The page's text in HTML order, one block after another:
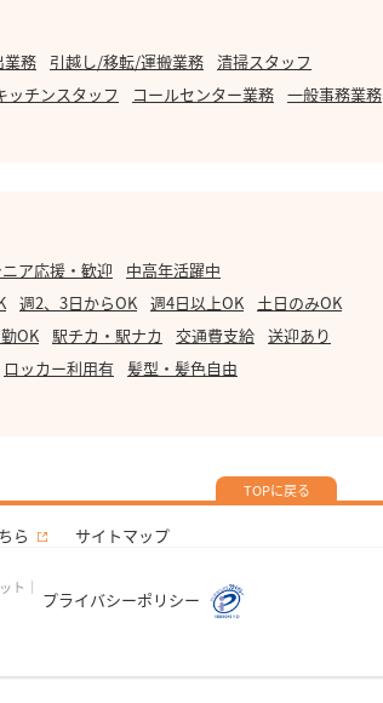
業務 引越し/移転/運搬業務 清掃スタッフ
ッチンスタッフ コールセンター業務 一般事務業務
ア応援・歓迎
中高年活躍中
週2、3日からOK 週4日以上OK
土日のみOK
OK 駅チカ・駅ナカ 交通費支給 送迎あり
ロッカー利用有 髪型・髪色自由
TOPに戻る
ら サイトマップ
ト ｜
プライバシーポリシー